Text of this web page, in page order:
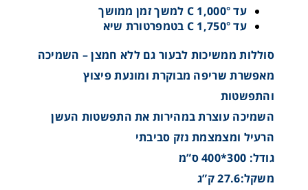
עד °C 1,000 למשך זמן ממושך
עד °C 1,750 בטמפרטורת שיא
סוללות ממשיכות לבעור גם ללא חמצן – השמיכה
מאפשרת שריפה מבוקרת ומונעת פיצוץ
והתפשטות
השמיכה עוצרת במהירות את התפשטות העשן
הרעיל ומצמצמת נזק סביבתי
גודל: 300*400 ס”מ
משקל:27.6 ק”ג